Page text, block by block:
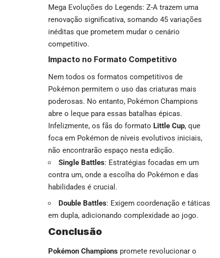
Mega Evoluções do Legends: Z-A trazem uma
renovação significativa, somando 45 variações
inéditas que prometem mudar o cenário
competitivo.
Impacto no Formato Competitivo
Nem todos os formatos competitivos de
Pokémon permitem o uso das criaturas mais
poderosas. No entanto, Pokémon Champions
abre o leque para essas batalhas épicas.
Infelizmente, os fãs do formato Little Cup, que
foca em Pokémon de níveis evolutivos iniciais,
não encontrarão espaço nesta edição.
Single Battles: Estratégias focadas em um
contra um, onde a escolha do Pokémon e das
habilidades é crucial.
Double Battles: Exigem coordenação e táticas
em dupla, adicionando complexidade ao jogo.
Conclusão
Pokémon Champions promete revolucionar o